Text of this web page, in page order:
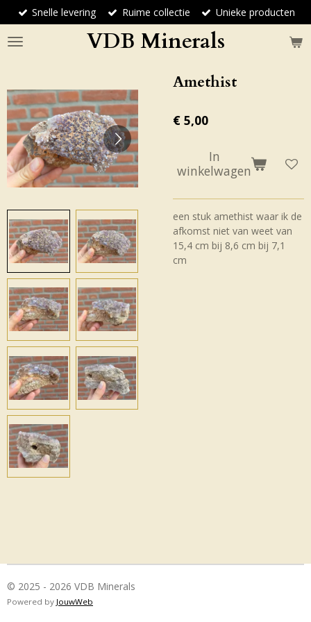
Ga
direct
naar
VDB Minerals
Snelle levering Ruime collectie Unieke producten
Amethist
€ 5,00
In
winkelwagen
een stuk amethist waar ik de
afkomst niet van weet van
15,4 cm bij 8,6 cm bij 7,1
cm
© 2025 - 2026 VDB Minerals
Powered by JouwWeb